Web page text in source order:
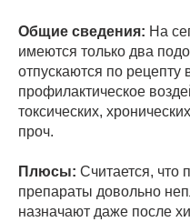
Общие сведения: На
имеются только два
отпускаются по рецепту
профилактическое
токсических,
проч.
Плюсы: Считается, что
препараты довольно
назначают даже после